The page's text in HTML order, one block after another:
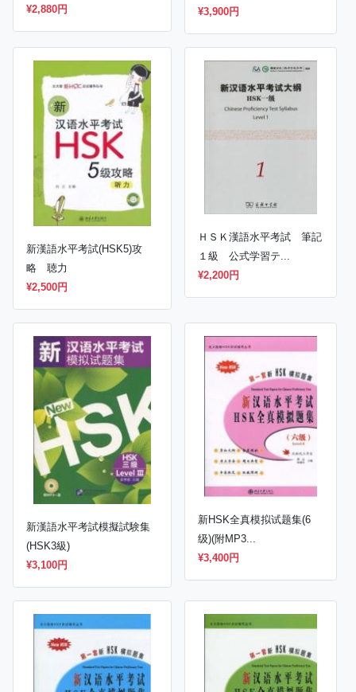
¥2,880円
¥3,900円
新漢語水平考試(HSK5)攻
略 聴力
¥2,500円
ＨＳＫ漢語水平考試 筆記
１級 公式学習テ...
¥2,200円
新漢語水平考試模擬試験集
(HSK3級)
¥3,100円
新HSK全真模拟试题集(6
级)(附MP3...
¥3,400円